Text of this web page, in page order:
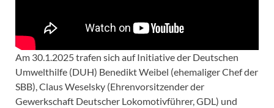
Am 30.1.2025 trafen sich auf Initiative der Deutschen
Umwelthilfe (DUH) Benedikt Weibel (ehemaliger Chef der
SBB), Claus Weselsky (Ehrenvorsitzender der
Gewerkschaft Deutscher Lokomotivführer, GDL) und